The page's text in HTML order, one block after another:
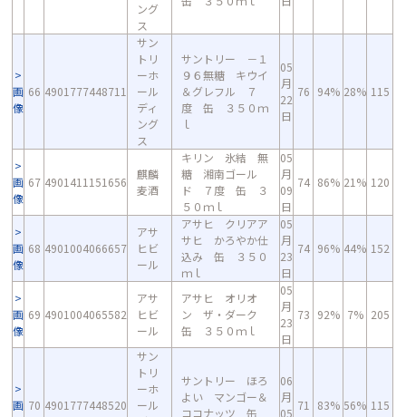
ング
ス
画
像
66 4901777448711
サン
トリ
ーホ
ール
ディ
ング
ス
サントリー －１
９６無糖 キウイ
＆グレフル ７
度 缶 ３５０ｍ
ｌ
05
月
22
日
76 94% 28% 115
画
像
67 4901411151656
麒麟
麦酒
キリン 氷結 無
糖 湘南ゴール
ド ７度 缶 ３
５０ｍｌ
05
月
09
日
74 86% 21% 120
画
像
68 4901004066657
アサ
ヒビ
ール
アサヒ クリアア
サヒ かろやか仕
込み 缶 ３５０
ｍｌ
05
月
23
日
74 96% 44% 152
画
像
69 4901004065582
アサ
ヒビ
ール
アサヒ オリオ
ン ザ・ダーク
缶 ３５０ｍｌ
05
月
23
日
73 92% 7% 205
画 70 4901777448520
サン
トリ
ーホ
ール
サントリー ほろ
よい マンゴー＆
ココナッツ 缶
06
月
05
71 83% 56% 115